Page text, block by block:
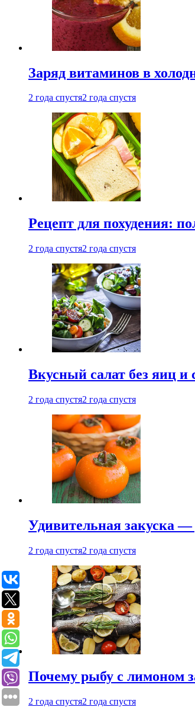
Заряд витаминов в
2 года спустя2 года спустя
Рецепт для похудения:
2 года спустя2 года спустя
Вкусный салат без яиц
2 года спустя2 года спустя
Удивительная закуска
2 года спустя2 года спустя
Почему рыбу с лимоном
2 года спустя2 года спустя